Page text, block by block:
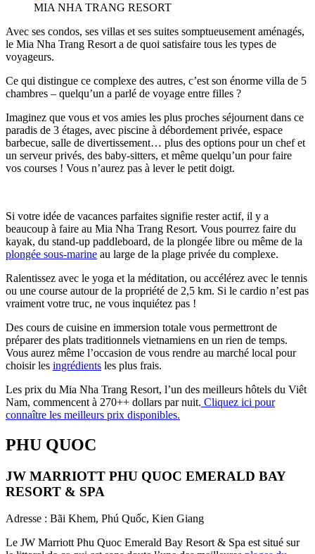
MIA NHA TRANG RESORT
Avec ses condos, ses villas et ses suites somptueusement aménagés,
le Mia Nha Trang Resort a de quoi satisfaire tous les types de
voyageurs.
Ce qui distingue ce complexe des autres, c’est son énorme villa de 5
chambres – quelqu’un a parlé de voyage entre filles ?
Imaginez que vous et vos amies les plus proches séjournent dans ce
paradis de 3 étages, avec piscine à débordement privée, espace
barbecue, salle de divertissement… plus des options pour un chef et
un serveur privés, des baby-sitters, et même quelqu’un pour faire
vos courses ! Vous n’aurez pas à lever le petit doigt.
Si votre idée de vacances parfaites signifie rester actif, il y a
beaucoup à faire au Mia Nha Trang Resort. Vous pourrez faire du
kayak, du stand-up paddleboard, de la plongée libre ou même de la
plongée sous-marine au large de la plage privée du complexe.
Ralentissez avec le yoga et la méditation, ou accélérez avec le tennis
ou une course autour de la propriété de 2,5 km. Si le cardio n’est pas
vraiment votre truc, ne vous inquiétez pas !
Des cours de cuisine en immersion totale vous permettront de
préparer des plats traditionnels vietnamiens en un rien de temps.
Vous aurez même l’occasion de vous rendre au marché local pour
choisir les ingrédients les plus frais.
Les prix du Mia Nha Trang Resort, l’un des meilleurs hôtels du Viêt
Nam, commencent à 270++ dollars par nuit. Cliquez ici pour
connaître les meilleurs prix disponibles.
PHU QUOC
JW MARRIOTT PHU QUOC EMERALD BAY
RESORT & SPA
Adresse : Bãi Khem, Phú Quốc, Kien Giang
Le JW Marriott Phu Quoc Emerald Bay Resort & Spa est situé sur